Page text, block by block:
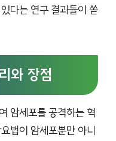
다는 연구 결과들이 쏟
와 장점
암세포를 공격하는 혁
법이 암세포뿐만 아니